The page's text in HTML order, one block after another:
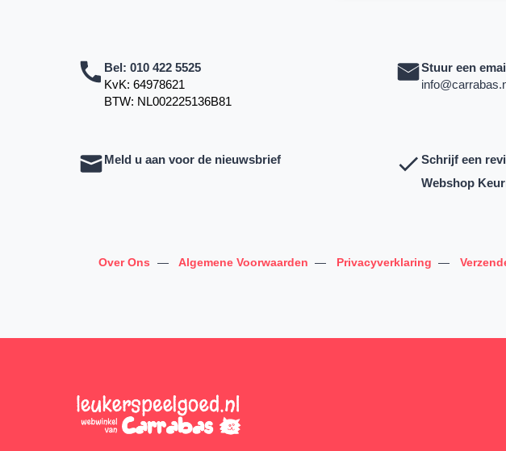
Bel: 010 422 5525
KvK: 64978621
BTW: NL002225136B81
Stuur een
Meld u aan voor de nieuwsbrief
Schrijf een
Webshop
Over Ons — Algemene Voorwaarden — Privacyverklaring —